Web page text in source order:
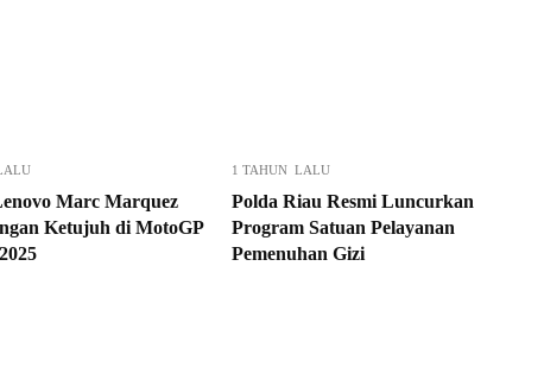
Marc Marquez
Ketujuh di MotoGP
1 TAHUN LALU
Polda Riau Resmi Luncurkan
Program Satuan Pelayanan
Pemenuhan Gizi